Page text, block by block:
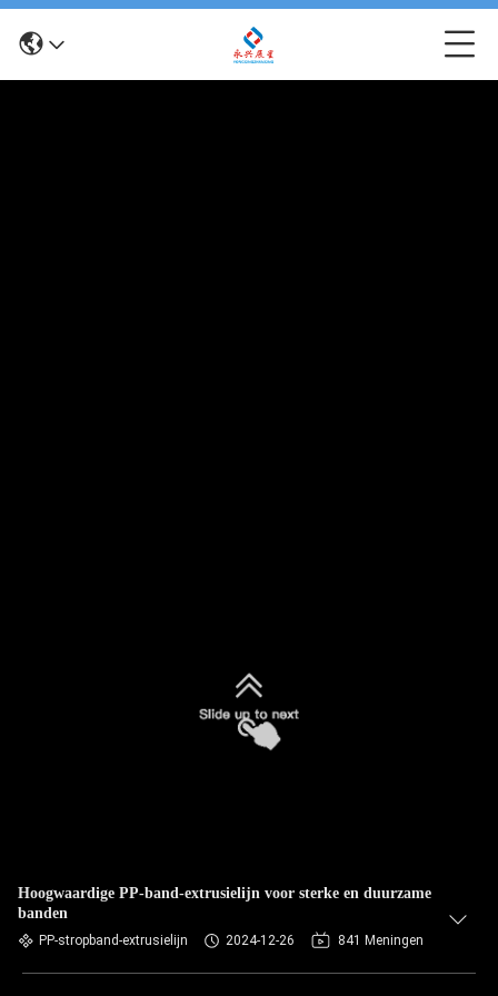
Hoogwaardige PP-band-extrusielijn voor sterke en duurzame
banden
PP-stropband-extrusielijn 2024-12-26 841 Meningen